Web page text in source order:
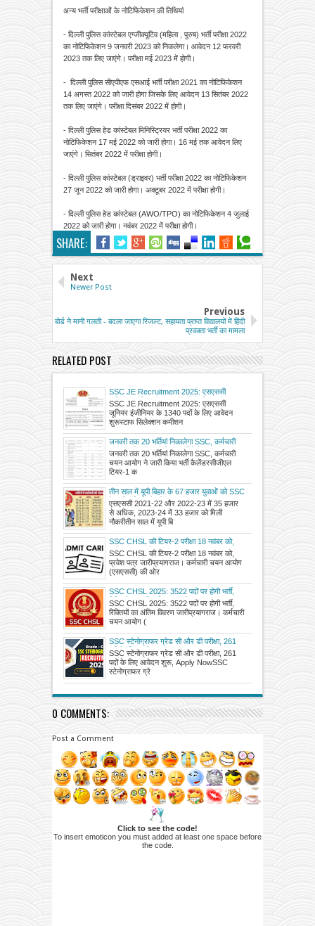
अन्य भर्ती परीक्षाओं के नोटिफिकेशन की तिथियां
- दिल्ली पुलिस कांस्टेबल एग्जीक्यूटिव (महिला , पुरुष) भर्ती परीक्षा 2022
का नोटिफिकेशन 9 जनवरी 2023 को निकलेगा। आवेदन 12 फरवरी
2023 तक लिए जाएंगे। परीक्षा मई 2023 में होगी।
- दिल्ली पुलिस सीएपीएफ एसआई भर्ती परीक्षा 2021 का नोटिफिकेशन
14 अगस्त 2022 को जारी होगा जिसके लिए आवेदन 13 सितंबर 2022
तक लिए जाएंगे। परीक्षा दिसंबर 2022 में होगी।
- दिल्ली पुलिस हेड कांस्टेबल मिनिस्ट्रियर भर्ती परीक्षा 2022 का
नोटिफिकेशन 17 मई 2022 को जारी होगा। 16 मई तक आवेदन लिए
जाएंगे। सितंबर 2022 में परीक्षा होगी।
- दिल्ली पुलिस कांस्टेबल (ड्राइवर) भर्ती परीक्षा 2022 का नोटिफिकेशन
27 जून 2022 को जारी होगा। अक्टूबर 2022 में परीक्षा होगी।
- दिल्ली पुलिस हेड कांस्टेबल (AWO/TPO) का नोटिफिकेशन 4 जुलाई
2022 को जारी होगा। नवंबर 2022 में परीक्षा होगी।
SHARE:
Next
Newer Post
Previous
बोर्ड ने मानी गलती - बदला जाएगा रिजल्ट, सहायता प्राप्त विद्यालयों में हिंंदी
प्रवक्ता भर्ती का मामला
RELATED POST
SSC JE Recruitment 2025: एसएससी
जूनियर इंजीनियर के 1340 पदों के लिए आवेदन
शुरू
SSC JE Recruitment 2025: एसएससी
जूनियर इंजीनियर के 1340 पदों के लिए आवेदन
शुरूस्टाफ सिलेक्शन कमीशन
जनवरी तक 20 भर्तियां निकालेगा SSC, कर्मचारी
चयन आयोग ने जारी किया भर्ती कैलेंडर
जनवरी तक 20 भर्तियां निकालेगा SSC, कर्मचारी
चयन आयोग ने जारी किया भर्ती कैलेंडरसीजीएल
टियर-1 क
तीन साल में यूपी बिहार के 67 हजार युवाओं को SSC
के जरिए मिली नौकरी
एसएससी 2021-22 और 2022-23 में 35 हजार
से अधिक, 2023-24 में 33 हजार को मिली
नौकरीतीन साल में यूपी बि
SSC CHSL की टियर-2 परीक्षा 18 नवंबर को,
प्रवेश पत्र जारी
SSC CHSL की टियर-2 परीक्षा 18 नवंबर को,
प्रवेश पत्र जारीप्रयागराज। कर्मचारी चयन आयोग
(एसएससी) की ओर
SSC CHSL 2025: 3522 पदों पर होगी भर्ती,
रिक्तियों का अंतिम विवरण जारी
SSC CHSL 2025: 3522 पदों पर होगी भर्ती,
रिक्तियों का अंतिम विवरण जारीप्रयागराज। कर्मचारी
चयन आयोग (
SSC स्टेनोग्राफर ग्रेड सी और डी परीक्षा, 261
पदों के लिए आवेदन शुरू, Apply Now
SSC स्टेनोग्राफर ग्रेड सी और डी परीक्षा, 261
पदों के लिए आवेदन शुरू, Apply NowSSC
स्टेनोग्राफर ग्रे
0 COMMENTS:
Post a Comment
Click to see the code!
To insert emoticon you must added at least one space before
the code.